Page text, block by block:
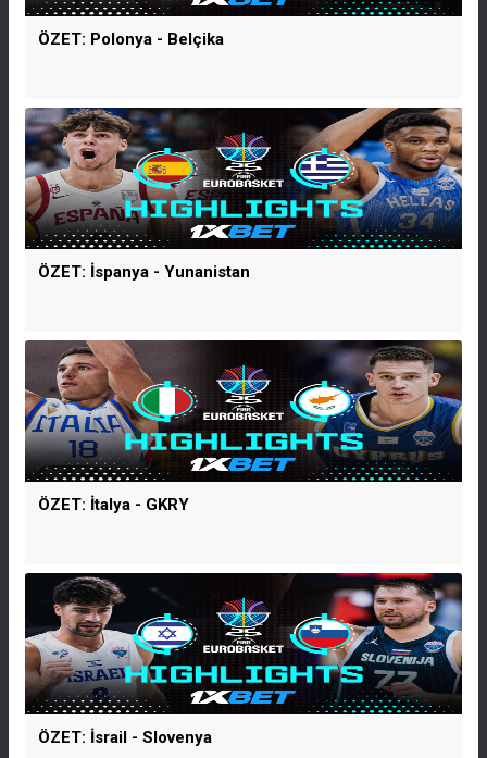
ÖZET: Polonya - Belçika
ÖZET: İspanya - Yunanistan
ÖZET: İtalya - GKRY
ÖZET: İsrail - Slovenya